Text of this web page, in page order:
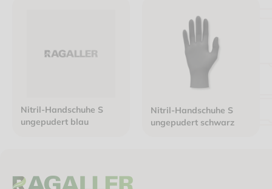
Nitril-Handschuhe S
ungepudert blau
Nitril-Handschuhe S
ungepudert schwarz